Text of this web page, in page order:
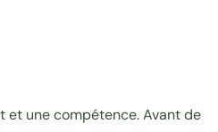
et une compétence. Avant de